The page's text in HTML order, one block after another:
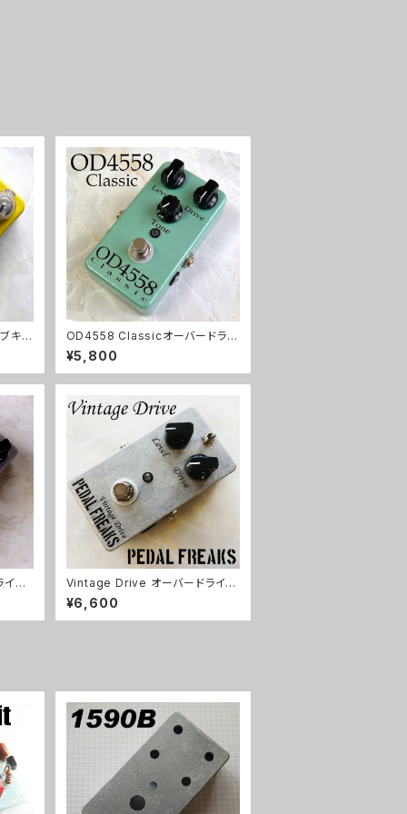
キッ
OD4558 Classicオーバードライ
ブキット【BASIC KIT】
¥5,800
ブ
Vintage Drive オーバードライブ
キット【PEDAL FREAKS】
¥6,600